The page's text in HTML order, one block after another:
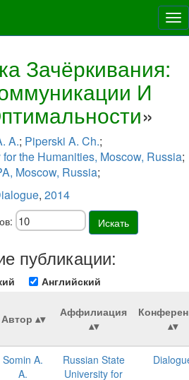
Зачёркивания:
И
»
A.; Piperski A. Ch.;
the Humanities, Moscow, Russia;
Moscow, Russia;
, 2014
Искать
публикации:
Английский
Автор Аффилиация
Somin A.
A.
Russian State
University for